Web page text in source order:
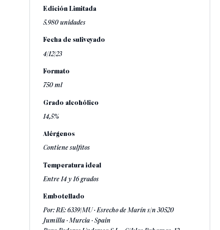
Edición Limitada
5.980 unidades
Fecha de suliveyado
4/12/23
Formato
750 ml
Grado alcohólico
14,5%
Alérgenos
Contiene sulfitos
Temperatura ideal
Entre 14 y 16 grados
Embotellado
Por: RE: 6339/MU · Esrecho de Marín s/n 30520
Jumilla · Murcia · Spain